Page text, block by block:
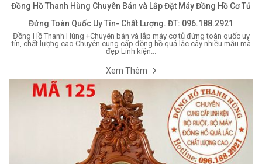
Đồng Hồ Thanh Hùng Chuyên Bán và Lắp Đặt Máy Đồng Hồ Cơ Tủ
Đứng Toàn Quốc Uy Tín- Chất Lượng. ĐT: 096.188.2921
Đồng Hồ Thanh Hùng +Chuyên bán và lắp máy cơ tủ đứng toàn quốc uy
tín, chất lượng cao Chuyên cung cấp đồng hồ quả lắc cây nhiều mẫu mã
đẹp Linh kiện...
Xem Thêm